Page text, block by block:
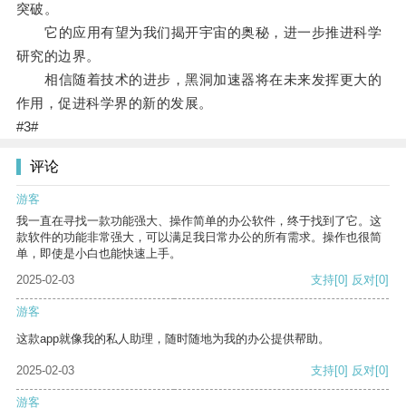
突破。
它的应用有望为我们揭开宇宙的奥秘，进一步推进科学
研究的边界。
相信随着技术的进步，黑洞加速器将在未来发挥更大的
作用，促进科学界的新的发展。
#3#
评论
游客
我一直在寻找一款功能强大、操作简单的办公软件，终于找到了它。这
款软件的功能非常强大，可以满足我日常办公的所有需求。操作也很简
单，即使是小白也能快速上手。
2025-02-03
支持[0] 反对[0]
游客
这款app就像我的私人助理，随时随地为我的办公提供帮助。
2025-02-03 支持[0] 反对[0]
游客